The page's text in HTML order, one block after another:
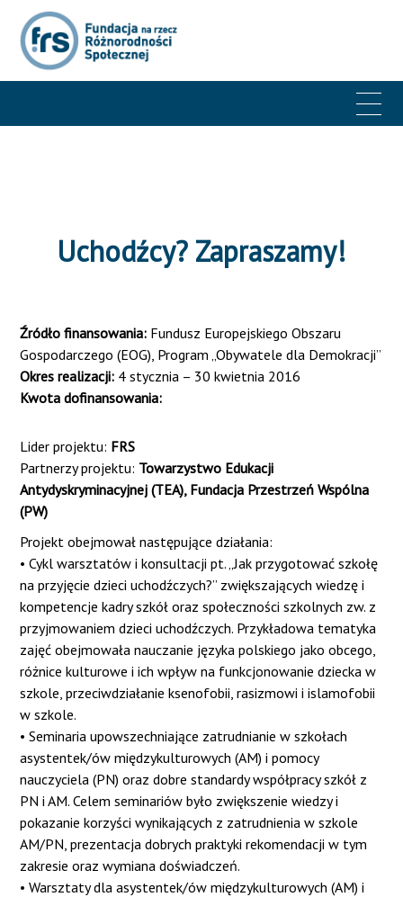
Uchodźcy? Zapraszamy!
Źródło finansowania: Fundusz Europejskiego Obszaru
Gospodarczego (EOG), Program „Obywatele dla Demokracji”
Okres realizacji: 4 stycznia – 30 kwietnia 2016
Kwota dofinansowania:
Lider projektu: FRS
Partnerzy projektu: Towarzystwo Edukacji
Antydyskryminacyjnej (TEA), Fundacja Przestrzeń Wspólna
(PW)
Projekt obejmował następujące działania:
• Cykl warsztatów i konsultacji pt. „Jak przygotować szkołę
na przyjęcie dzieci uchodźczych?” zwiększających wiedzę i
kompetencje kadry szkół oraz społeczności szkolnych zw. z
przyjmowaniem dzieci uchodźczych. Przykładowa tematyka
zajęć obejmowała nauczanie języka polskiego jako obcego,
różnice kulturowe i ich wpływ na funkcjonowanie dziecka w
szkole, przeciwdziałanie ksenofobii, rasizmowi i islamofobii
w szkole.
• Seminaria upowszechniające zatrudnianie w szkołach
asystentek/ów międzykulturowych (AM) i pomocy
nauczyciela (PN) oraz dobre standardy współpracy szkół z
PN i AM. Celem seminariów było zwiększenie wiedzy i
pokazanie korzyści wynikających z zatrudnienia w szkole
AM/PN, prezentacja dobrych praktyki rekomendacji w tym
zakresie oraz wymiana doświadczeń.
• Warsztaty dla asystentek/ów międzykulturowych (AM) i